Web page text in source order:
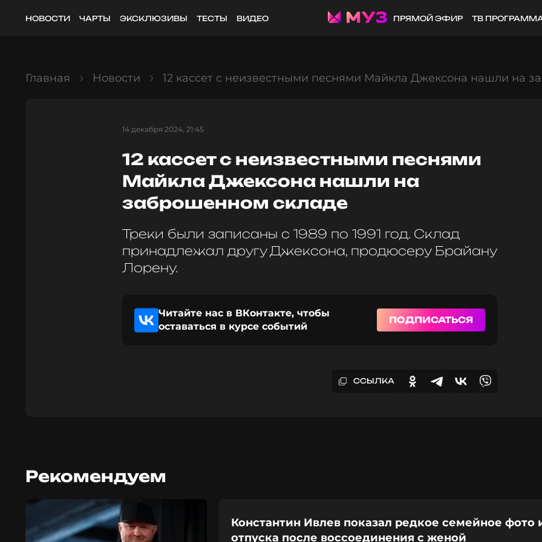
НОВОСТИ ЧАРТЫ ЭКСКЛЮЗИВЫ ТЕСТЫ ВИДЕО ПРЯМОЙ ЭФИР ТВ
Главная Новости 12 кассет с неизвестными песнями Майкла Джексона нашли на
14 декабря 2024, 21:45
12 кассет с неизвестными песнями
Майкла Джексона нашли на
заброшенном складе
Треки были записаны с 1989 по 1991 год. Склад
принадлежал другу Джексона, продюсеру Брайану
Лорену.
Читайте нас в ВКонтакте, чтобы
оставаться в курсе событий
ПОДПИСАТЬСЯ
ССЫЛКА
Рекомендуем
Константин Ивлев показал редкое семейное фото
отпуска после воссоединения с женой